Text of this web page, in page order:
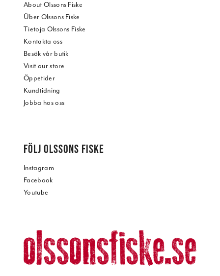
About Olssons Fiske
Über Olssons Fiske
Tietoja Olssons Fiske
Kontakta oss
Besök vår butik
Visit our store
Öppetider
Kundtidning
Jobba hos oss
FÖLJ OLSSONS FISKE
Instagram
Facebook
Youtube